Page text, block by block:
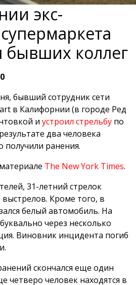
экс-
бывших коллег
бывший сотрудник сети
в Калифорнии (в городе Ред
и устроил стрельбу по
два человека
получили ранения.
The New York Times.
31-летний стрелок
Кроме того, в
белый автомобиль. На
через несколько
Виновник инцидента погиб
скончался еще один
четверо человек находятся в